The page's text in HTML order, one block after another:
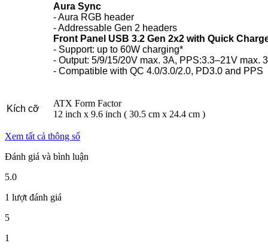
Aura Sync
- Aura RGB header
- Addressable Gen 2 headers
Front Panel USB 3.2 Gen 2x2 with Quick
- Support: up to 60W charging*
- Output: 5/9/15/20V max. 3A, PPS:3.3–21V max.
- Compatible with QC 4.0/3.0/2.0, PD3.0 and PPS
Kích cỡ
ATX Form Factor
12 inch x 9.6 inch ( 30.5 cm x 24.4 cm )
Xem tất cả thông số
Đánh giá và bình luận
5.0
1 lượt đánh giá
5
1